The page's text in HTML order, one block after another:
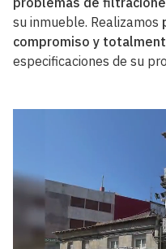
su inmueble. Realizamos
compromiso y
especificaciones de su